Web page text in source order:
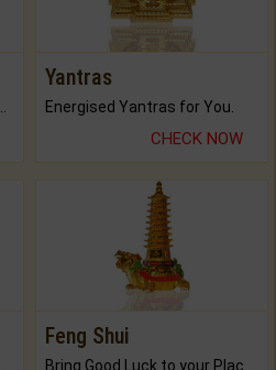
Yantras
Energised Yantras for You.
CHECK NOW
Feng Shui